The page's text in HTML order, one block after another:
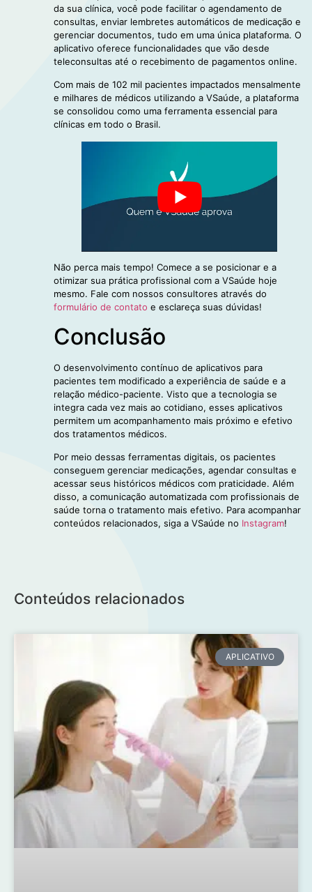
da sua clínica, você pode facilitar o agendamento de
consultas, enviar lembretes automáticos de medicação e
gerenciar documentos, tudo em uma única plataforma. O
aplicativo oferece funcionalidades que vão desde
teleconsultas até o recebimento de pagamentos online.
Com mais de 102 mil pacientes impactados mensalmente
e milhares de médicos utilizando a VSaúde, a plataforma
se consolidou como uma ferramenta essencial para
clínicas em todo o Brasil.
Não perca mais tempo! Comece a se posicionar e a
otimizar sua prática profissional com a VSaúde hoje
mesmo. Fale com nossos consultores através do
formulário de contato e esclareça suas dúvidas!
Conclusão
O desenvolvimento contínuo de aplicativos para
pacientes tem modificado a experiência de saúde e a
relação médico-paciente. Visto que a tecnologia se
integra cada vez mais ao cotidiano, esses aplicativos
permitem um acompanhamento mais próximo e efetivo
dos tratamentos médicos.
Por meio dessas ferramentas digitais, os pacientes
conseguem gerenciar medicações, agendar consultas e
acessar seus históricos médicos com praticidade. Além
disso, a comunicação automatizada com profissionais de
saúde torna o tratamento mais efetivo. Para acompanhar
conteúdos relacionados, siga a VSaúde no Instagram!
Conteúdos relacionados
APLICATIVO